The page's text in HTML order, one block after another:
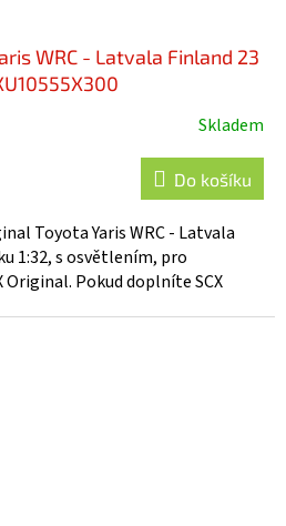
WRC - Latvala Finland 23
Skladem
Do košíku
Toyota Yaris WRC - Latvala
1:32, s osvětlením, pro
Original. Pokud doplníte SCX